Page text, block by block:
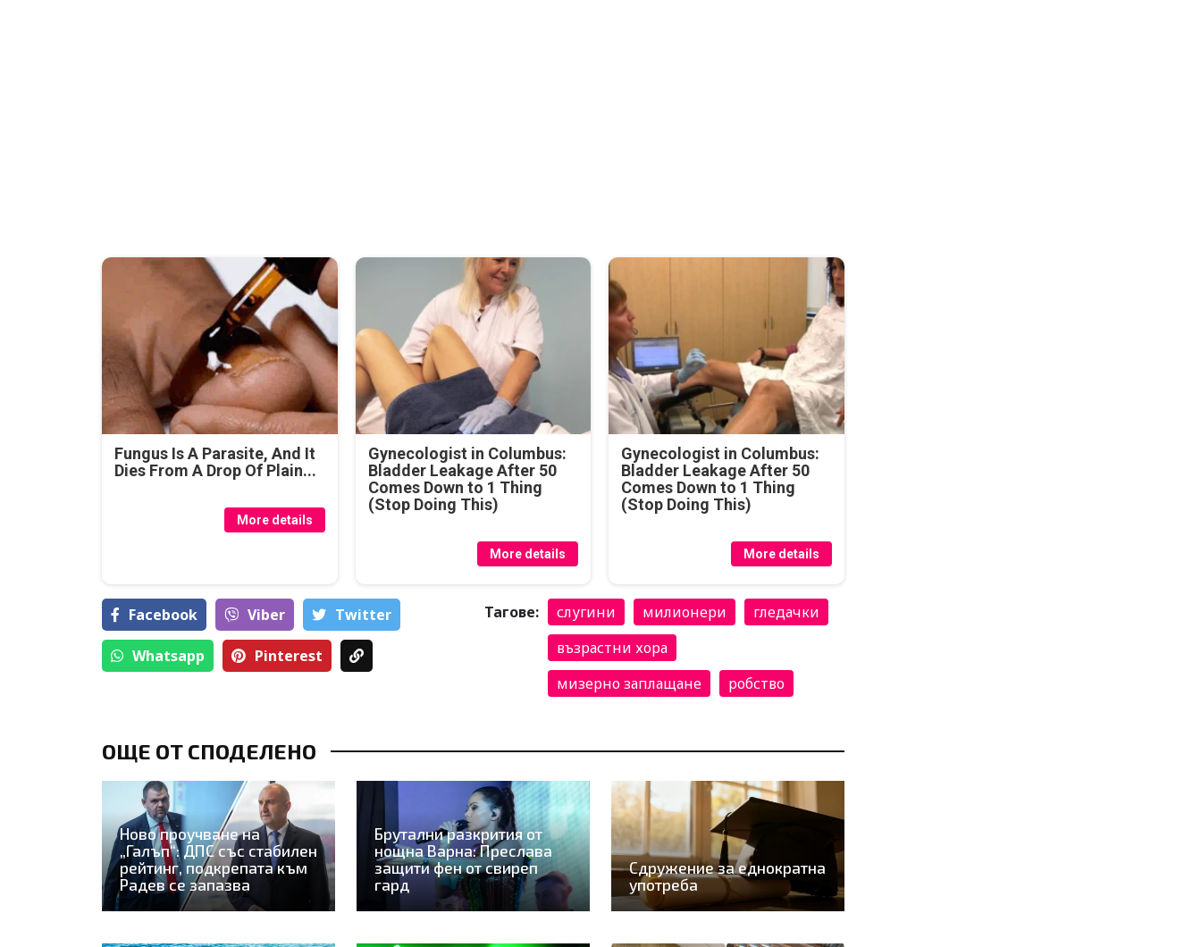
Fungus Is A Parasite, And It
Dies From A Drop Of Plain...
More details
Gynecologist in Columbus:
Bladder Leakage After 50
Comes Down to 1 Thing
(Stop Doing This)
More details
Gynecologist in Columbus:
Bladder Leakage After 50
Comes Down to 1 Thing
(Stop Doing This)
More details
Facebook Viber Тwitter
Whatsapp Pinterest
Тагове: слугини милионери
гледачки
възрастни хора
мизерно заплащане
робство
ОЩЕ ОТ СПОДЕЛЕНО
Ново проучване на
„Галъп“: ДПС със стабилен
рейтинг, подкрепата към
Радев се запазва
Брутални разкрития от
нощна Варна: Преслава
защити фен от свиреп
гард
Сдружение за еднократна
употреба